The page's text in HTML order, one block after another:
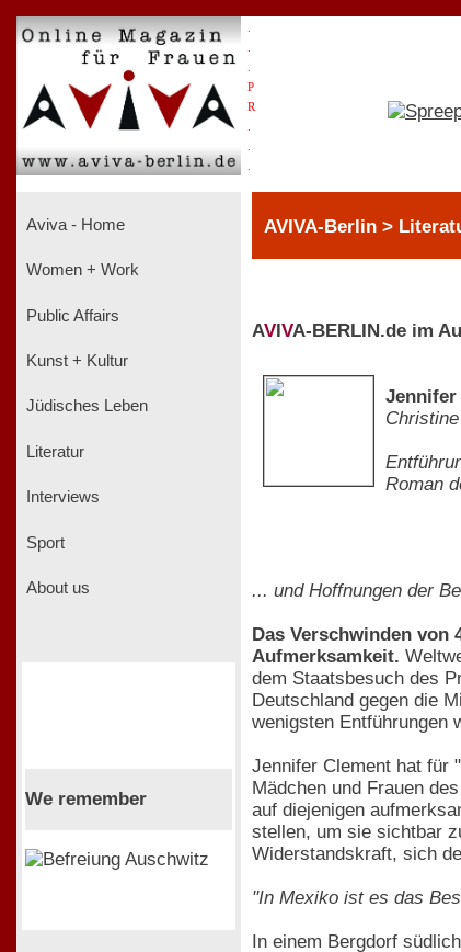
P
R
Aviva - Home
Women + Work
Public Affairs
Kunst + Kultur
Jüdisches Leben
Literatur
Interviews
Sport
About us
We remember
AVIVA-Berlin >
AV VA-BERLIN.de im
Jennifer
Roman
... und Hoffnungen der
Das Verschwinden von
Aufmerksamkeit.
dem Staatsbesuch des
Deutschland gegen die
wenigsten Entführungen
Jennifer Clement hat für
Mädchen und Frauen
auf diejenigen
stellen, um sie sichtbar
Widerstandskraft, sich
"In Mexiko ist es das
In einem Bergdorf